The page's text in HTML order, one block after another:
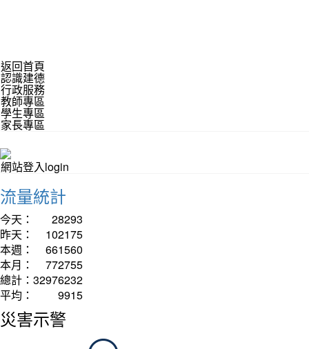
返回首頁
認識建德
行政服務
教師專區
學生專區
家長專區
網站登入login
流量統計
今天：
28293
昨天：
102175
本週：
661560
本月：
772755
總計： 32976232
平均：
9915
災害示警